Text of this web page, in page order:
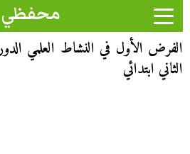
محفظي
الثاني ابتدائي